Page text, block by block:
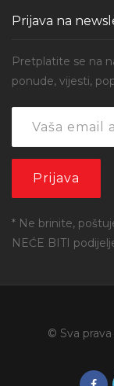
Prijava na
Pretplatite se na
ponude, vijesti,
* Ne brinite,
NEĆE BITI
© Sva